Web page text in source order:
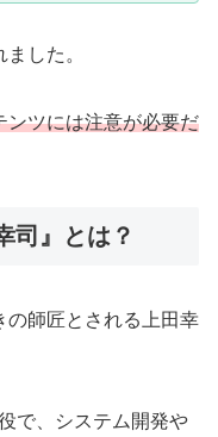
した。
ンツには注意が必要だ
司』とは？
の師匠とされる上田幸
で、システム開発や